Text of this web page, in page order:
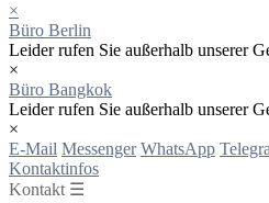
×
Büro Berlin
Leider rufen Sie außerhalb unserer
×
Büro Bangkok
Leider rufen Sie außerhalb unserer
×
E-Mail Messenger WhatsApp
Kontaktinfos
Kontakt ☰